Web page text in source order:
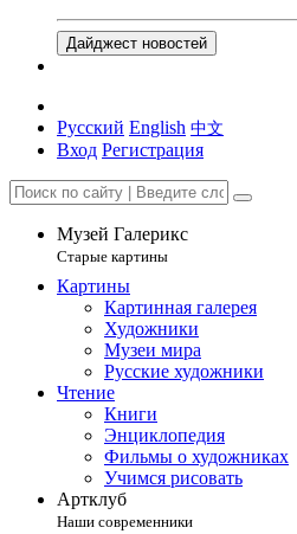
Дайджест новостей
Русский English 中文
Вход Регистрация
Музей Галерикс
Старые картины
Картины
Картинная галерея
Художники
Музеи мира
Русские художники
Чтение
Книги
Энциклопедия
Фильмы о художниках
Учимся рисовать
Артклуб
Наши современники